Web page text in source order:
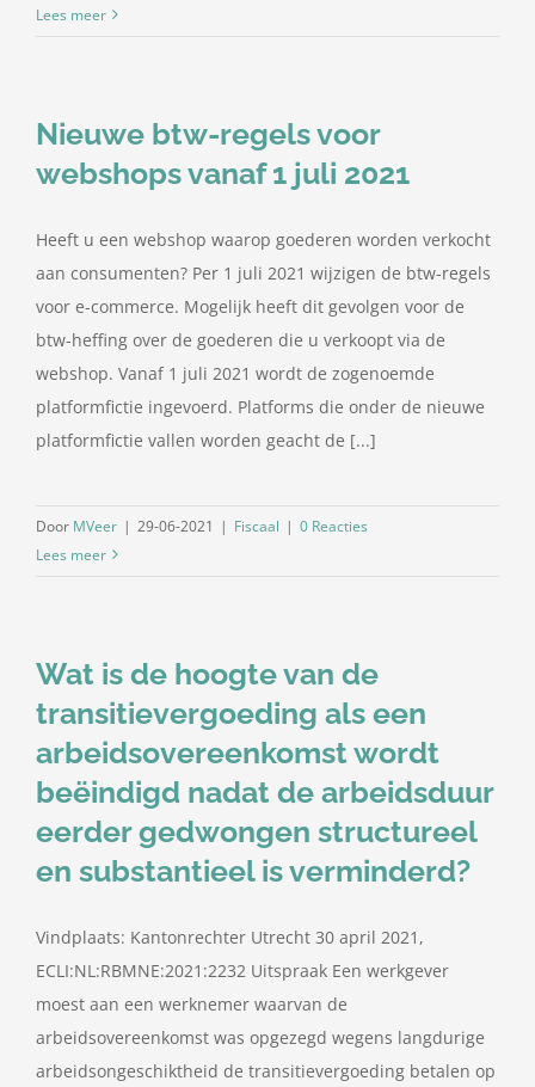
Lees meer
Nieuwe btw-regels voor
webshops vanaf 1 juli 2021
Heeft u een webshop waarop goederen worden verkocht
aan consumenten? Per 1 juli 2021 wijzigen de btw-regels
voor e-commerce. Mogelijk heeft dit gevolgen voor de
btw-heffing over de goederen die u verkoopt via de
webshop. Vanaf 1 juli 2021 wordt de zogenoemde
platformfictie ingevoerd. Platforms die onder de nieuwe
platformfictie vallen worden geacht de [...]
Door MVeer | 29-06-2021 | Fiscaal | 0 Reacties
Lees meer
Wat is de hoogte van de
transitievergoeding als een
arbeidsovereenkomst wordt
beëindigd nadat de arbeidsduur
eerder gedwongen structureel
en substantieel is verminderd?
Vindplaats: Kantonrechter Utrecht 30 april 2021,
ECLI:NL:RBMNE:2021:2232 Uitspraak Een werkgever
moest aan een werknemer waarvan de
arbeidsovereenkomst was opgezegd wegens langdurige
arbeidsongeschiktheid de transitievergoeding betalen op